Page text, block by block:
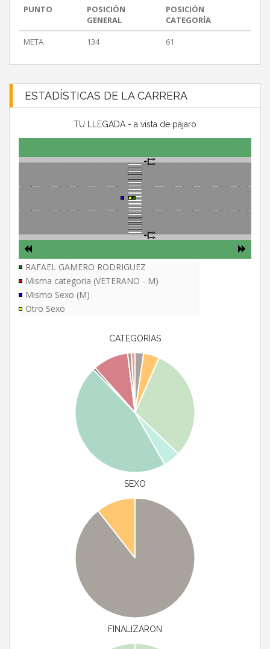
PUNTO
POSICIÓN
GENERAL
POSICIÓN
CATEGORÍA
META
134 61
ESTADÍSTICAS DE LA CARRERA
TU LLEGADA - a vista de pájaro
RAFAEL GAMERO RODRIGUEZ
Misma categoria (VETERANO - M)
Mismo Sexo (M)
Otro Sexo
CATEGORIAS
SEXO
FINALIZARON